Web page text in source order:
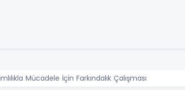
Mücadele İçin Farkındalık Çalışması